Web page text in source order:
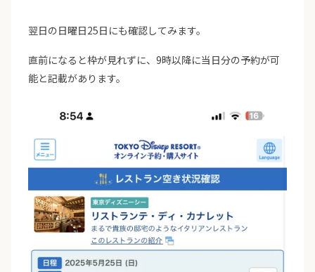
翌日の日曜日25日にも確認してみます。
直前になると枠が見れずに、9時以降に当日分の予約が可
能と記載があります。